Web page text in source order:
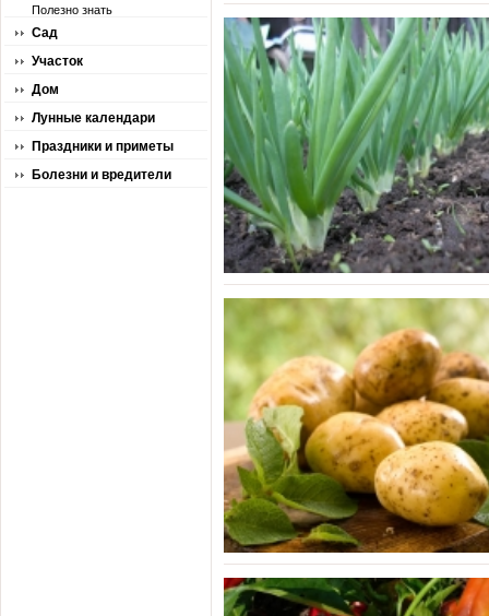
Полезно знать
Сад
Участок
Дом
Лунные календари
Праздники и приметы
Болезни и вредители